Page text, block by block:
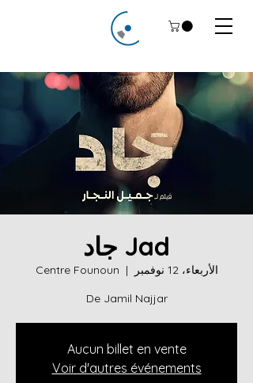
Jad جاد
الأربعاء، 12 نوفمبر
  |
Centre Founoun
De Jamil Najjar
Aucun billet en vente
Voir d'autres événements